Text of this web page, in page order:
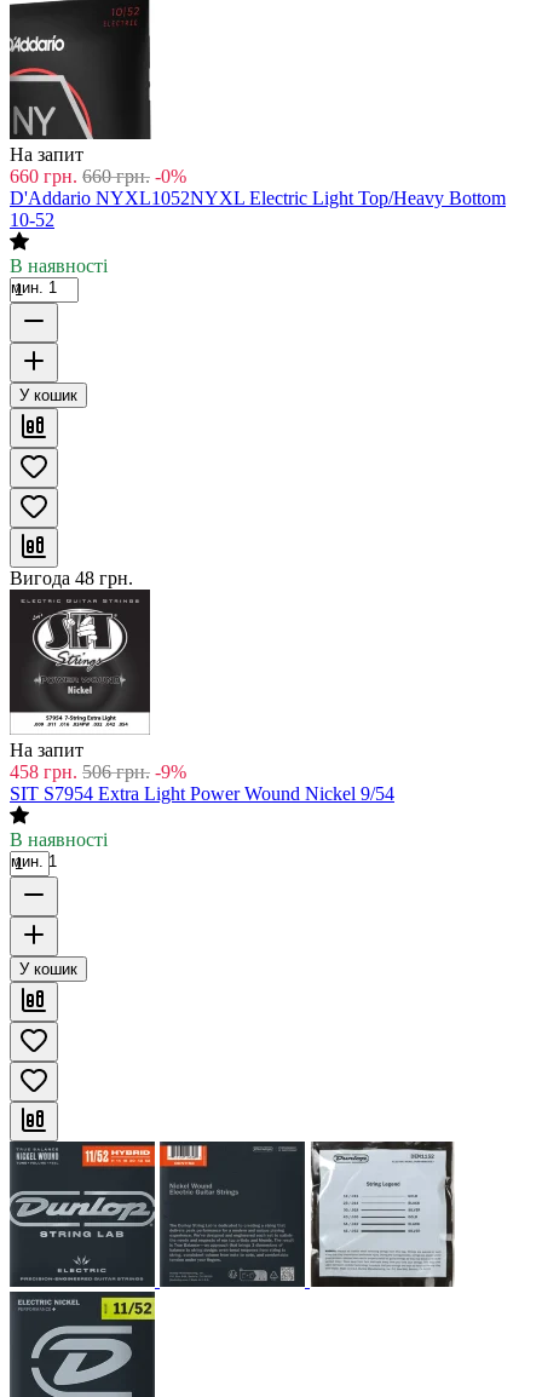
На запит
660 грн. 660 грн. -0%
D'Addario NYXL1052NYXL Electric Light Top/Heavy Bottom
10-52
В наявності
мин. 1
У кошик
Вигода 48 грн.
На запит
458 грн. 506 грн. -9%
SIT S7954 Extra Light Power Wound Nickel 9/54
В наявності
мин. 1
У кошик